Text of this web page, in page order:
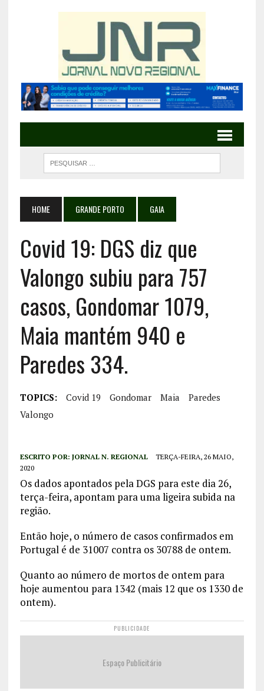
HOME GRANDE PORTO GAIA
Covid 19: DGS diz que
Valongo subiu para 757
casos, Gondomar 1079,
Maia mantém 940 e
Paredes 334.
TOPICS: Covid 19 Gondomar Maia
Paredes
Valongo
ESCRITO POR: JORNAL N. REGIONAL
TERÇA-FEIRA, 26 MAIO,
2020
Os dados apontados pela DGS para este dia 26,
terça-feira, apontam para uma ligeira subida na
região.
Então hoje, o número de casos confirmados em
Portugal é de 31007 contra os 30788 de ontem.
Quanto ao número de mortos de ontem para
hoje aumentou para 1342 (mais 12 que os 1330 de
ontem).
PUBLICIDADE
Espaço Publicitário